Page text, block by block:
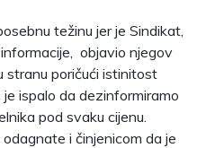
težinu jer je Sindikat,
objavio njegov
stranu poričući istinitost
ispalo da dezinformiramo
pod svaku cijenu.
i činjenicom da je